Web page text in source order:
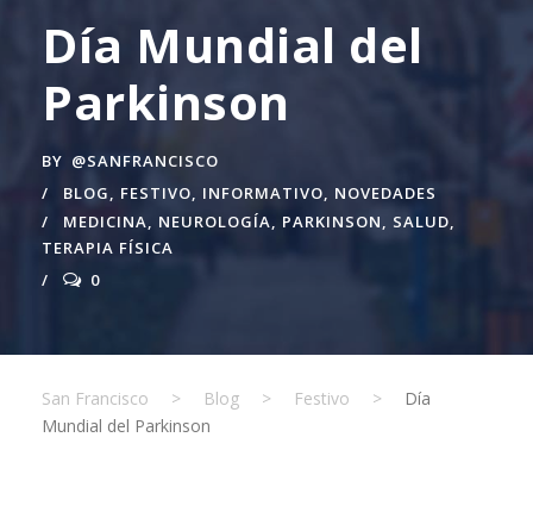
Día Mundial del
Parkinson
BY @SANFRANCISCO
BLOG, FESTIVO, INFORMATIVO, NOVEDADES
MEDICINA, NEUROLOGÍA, PARKINSON, SALUD,
TERAPIA FÍSICA
0
San Francisco > Blog > Festivo >
Día
Mundial del Parkinson